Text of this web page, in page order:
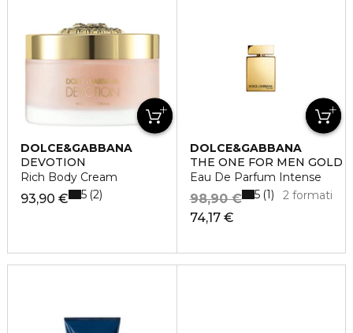
DOLCE&GABBANA
DEVOTION
Rich Body Cream
93,90 € 5 2
DOLCE&GABBANA
THE ONE FOR MEN GOLD
Eau De Parfum Intense
74,17 €
98,90 € 2 formati
5 1